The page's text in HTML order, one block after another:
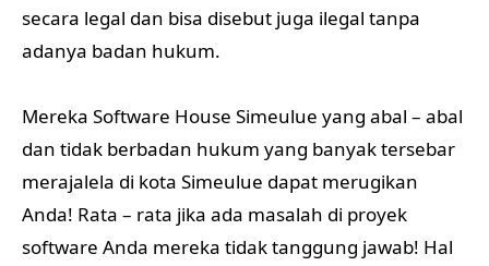
secara legal dan bisa disebut juga ilegal tanpa
adanya badan hukum.
Mereka Software House Simeulue yang abal – abal
dan tidak berbadan hukum yang banyak tersebar
merajalela di kota Simeulue dapat merugikan
Anda! Rata – rata jika ada masalah di proyek
software Anda mereka tidak tanggung jawab! Hal